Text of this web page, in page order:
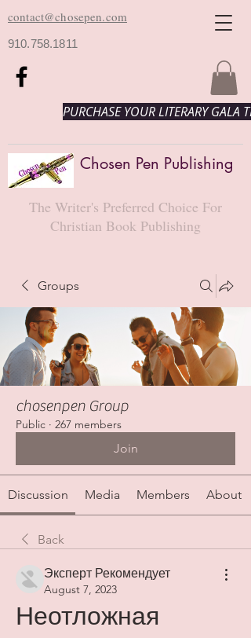
contact@chosepen.com
910.758.1811
PURCHASE YOUR LITERARY GALA
Chosen Pen Publishing
The Writer's Preferred Choice For
Christian Book Publishing
Groups
chosenpen Group
Public · 267 members
Join
Discussion Media Members About
Back
Эксперт Рекомендует
August 7, 2023
Неотложная